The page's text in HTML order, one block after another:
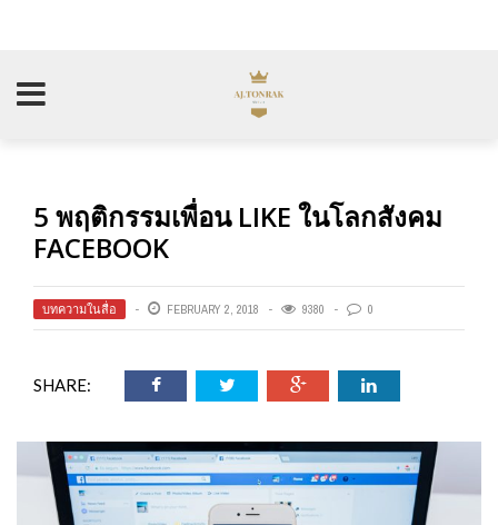
5 พฤติกรรมเพื่อน LIKE ในโลกสังคม
FACEBOOK
บทความในสื่อ FEBRUARY 2, 2018 9380 0
SHARE: